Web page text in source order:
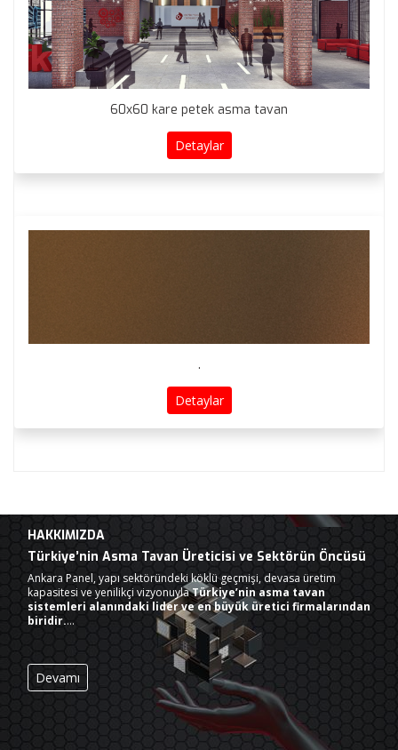
60x60 kare petek asma tavan
Detaylar
.
Detaylar
HAKKIMIZDA
Türkiye’nin Asma Tavan Üreticisi ve Sektörün Öncüsü
Ankara Panel, yapı sektöründeki köklü geçmişi, devasa üretim
kapasitesi ve yenilikçi vizyonuylaTürkiye’nin asma tavan
sistemleri alanındaki lider ve en büyük üretici firmalarından
biridir.…
Devamı